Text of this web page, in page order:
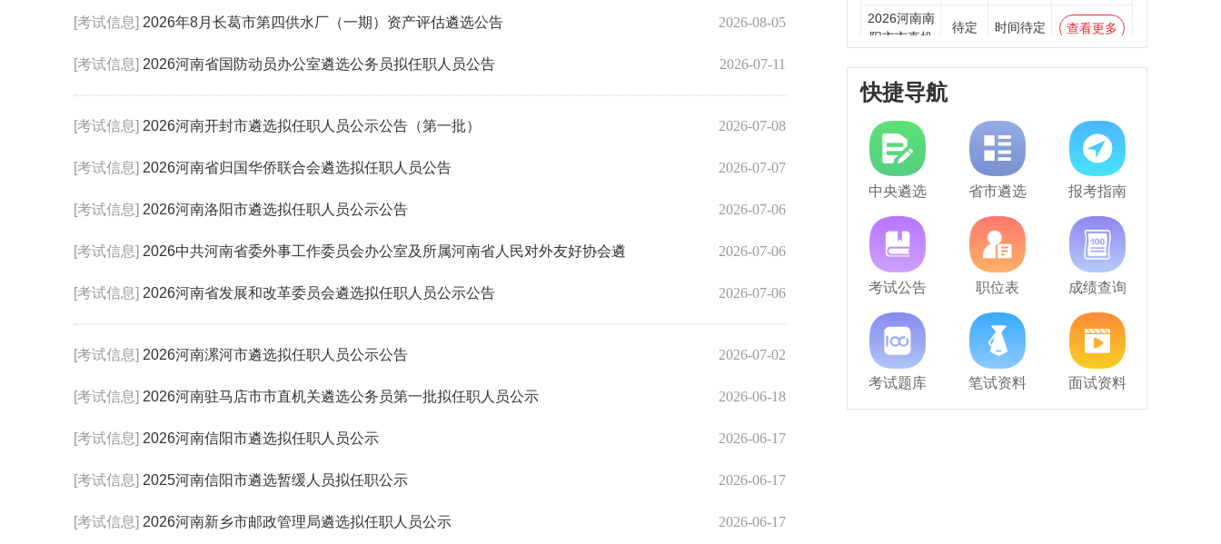
[考试信息] 2026年8月长葛市第四供水厂（一期）资产评估遴选公告 2026-08-05
[考试信息] 2026河南省国防动员办公室遴选公务员拟任职人员公告 2026-07-11
[考试信息] 2026河南开封市遴选拟任职人员公示公告（第一批） 2026-07-08
[考试信息] 2026河南省归国华侨联合会遴选拟任职人员公告 2026-07-07
[考试信息] 2026河南洛阳市遴选拟任职人员公示公告 2026-07-06
[考试信息] 2026中共河南省委外事工作委员会办公室及所属河南省人民对外友好协会遴 2026-07-06
[考试信息] 2026河南省发展和改革委员会遴选拟任职人员公示公告 2026-07-06
[考试信息] 2026河南漯河市遴选拟任职人员公示公告 2026-07-02
[考试信息] 2026河南驻马店市市直机关遴选公务员第一批拟任职人员公示 2026-06-18
[考试信息] 2026河南信阳市遴选拟任职人员公示 2026-06-17
[考试信息] 2025河南信阳市遴选暂缓人员拟任职公示 2026-06-17
[考试信息] 2026河南新乡市邮政管理局遴选拟任职人员公示 2026-06-17
2026河南南
阳市市直机
待定 时间待定 查看更多
2026河南洛
阳市市直机
快捷导航
中央遴选 省市遴选 报考指南
考试公告 职位表 成绩查询
考试题库 笔试资料 面试资料